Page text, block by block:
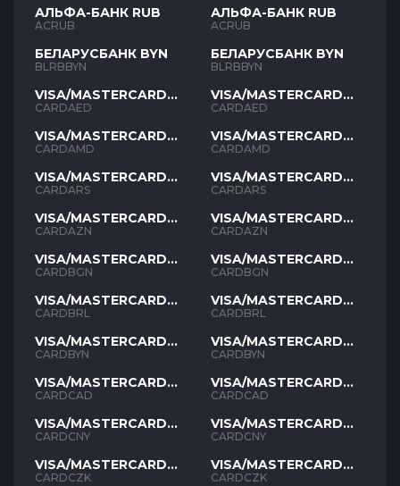
АЛЬФА-БАНК RUB
ACRUB
БЕЛАРУСБАНК BYN
BLRBBYN
VISA/MASTERCARD
AED
CARDAED
VISA/MASTERCARD
AMD
CARDAMD
VISA/MASTERCARD
ARS
CARDARS
VISA/MASTERCARD
AZN
CARDAZN
VISA/MASTERCARD
BGN
CARDBGN
VISA/MASTERCARD
BRL
CARDBRL
VISA/MASTERCARD
BYN
CARDBYN
VISA/MASTERCARD
CAD
CARDCAD
VISA/MASTERCARD
CNY
CARDCNY
VISA/MASTERCARD
CZK
CARDCZK
АЛЬФА-БАНК RUB
ACRUB
БЕЛАРУСБАНК BYN
BLRBBYN
VISA/MASTERCARD
AED
CARDAED
VISA/MASTERCARD
AMD
CARDAMD
VISA/MASTERCARD
ARS
CARDARS
VISA/MASTERCARD
AZN
CARDAZN
VISA/MASTERCARD
BGN
CARDBGN
VISA/MASTERCARD
BRL
CARDBRL
VISA/MASTERCARD
BYN
CARDBYN
VISA/MASTERCARD
CAD
CARDCAD
VISA/MASTERCARD
CNY
CARDCNY
VISA/MASTERCARD
CZK
CARDCZK